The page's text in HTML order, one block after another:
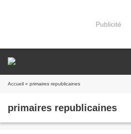
Publicité
Accueil » primaires republicaines
primaires republicaines